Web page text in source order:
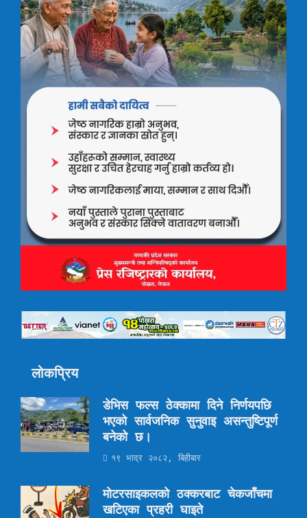
लोकप्रिय
डेभिस फल्स ठेक्कामा दिने निर्णयपछि
भएको सार्वजनिक सुनुवाइ असन्तुष्टिपूर्ण
बनेको छ।
१९ भाद्र २०८२, बिहीबार
मोटरसाइकलको ठक्करबाट चेकजाँचमा
खटिएका प्रहरी घाइते